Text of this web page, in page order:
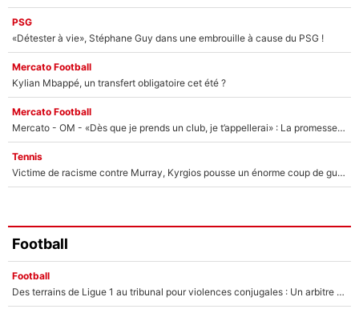
PSG
«Détester à vie», Stéphane Guy dans une embrouille à cause du PSG !
Mercato Football
Kylian Mbappé, un transfert obligatoire cet été ?
Mercato Football
Mercato - OM - «Dès que je prends un club, je t’appellerai» : La promesse de Marcelino au moment de claquer la porte
Tennis
Victime de racisme contre Murray, Kyrgios pousse un énorme coup de gueule !
Football
Football
Des terrains de Ligue 1 au tribunal pour violences conjugales : Un arbitre français encourt une peine de 18 mois de prison !